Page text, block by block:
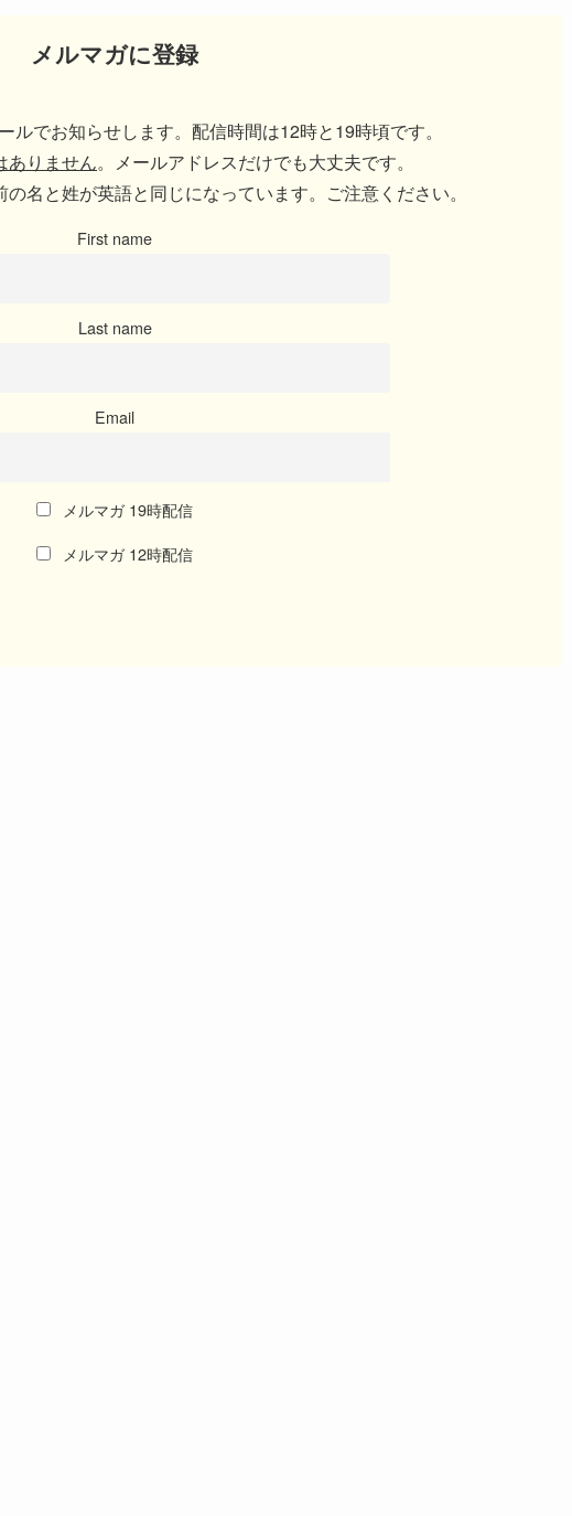
メルマガに登録
ルでお知らせします。配信時間は12時と19時頃です。
ありません。メールアドレスだけでも大丈夫です。
名と姓が英語と同じになっています。ご注意ください。
First name
Last name
Email
メルマガ 19時配信
メルマガ 12時配信